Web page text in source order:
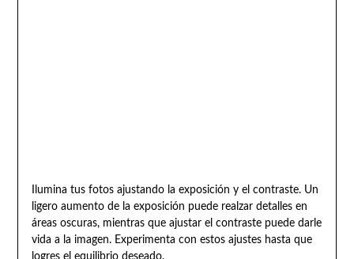
Ilumina tus fotos ajustando la exposición y el contraste. Un
ligero aumento de la exposición puede realzar detalles en
áreas oscuras, mientras que ajustar el contraste puede darle
vida a la imagen. Experimenta con estos ajustes hasta que
logres el equilibrio deseado.